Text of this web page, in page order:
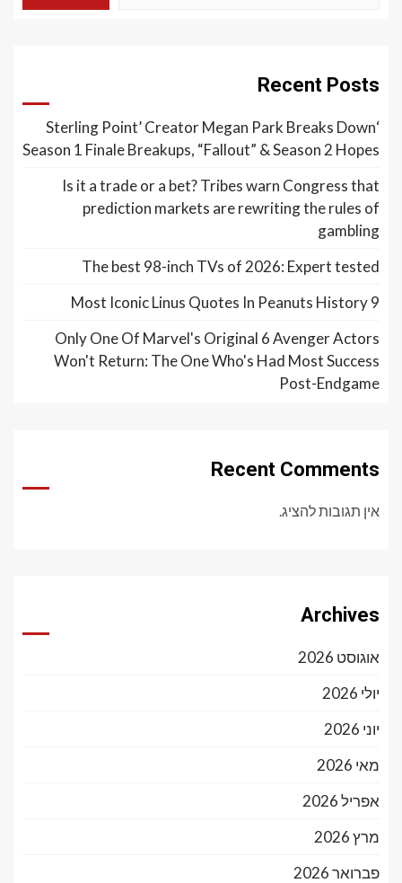
Recent Posts
‘Sterling Point’ Creator Megan Park Breaks Down
Season 1 Finale Breakups, “Fallout” & Season 2 Hopes
Is it a trade or a bet? Tribes warn Congress that
prediction markets are rewriting the rules of
gambling
The best 98-inch TVs of 2026: Expert tested
9 Most Iconic Linus Quotes In Peanuts History
Only One Of Marvel's Original 6 Avenger Actors
Won't Return: The One Who's Had Most Success
Post-Endgame
Recent Comments
אין תגובות להציג.
Archives
אוגוסט 2026
יולי 2026
יוני 2026
מאי 2026
אפריל 2026
מרץ 2026
פברואר 2026